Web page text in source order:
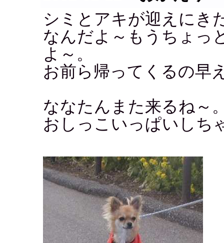
シミとアキが迎えにき
なんだよ～もうちょっ
よ～。
お前ら帰ってくるの早
ななたんまた来るね～
おしっこいっぱいしち